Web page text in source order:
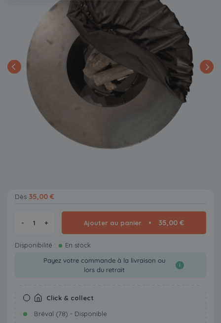
Dès 35,00 €
- + Ajouter au panier 35,00 €
Disponibilité :
En stock
Payez votre commande à la livraison ou
lors du retrait
i
Click & collect
Bréval (78) - Disponible